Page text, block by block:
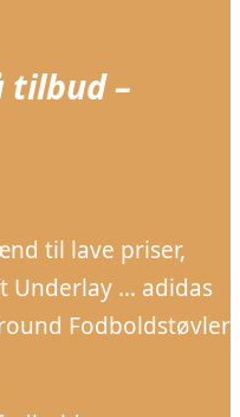
tilbud –
til lave priser,
Underlay … adidas
Fodboldstøvler